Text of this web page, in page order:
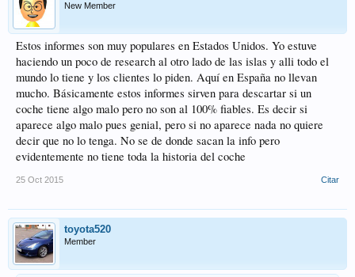
New Member
Estos informes son muy populares en Estados Unidos. Yo estuve
haciendo un poco de research al otro lado de las islas y alli todo el
mundo lo tiene y los clientes lo piden. Aquí en España no llevan
mucho. Básicamente estos informes sirven para descartar si un
coche tiene algo malo pero no son al 100% fiables. Es decir si
aparece algo malo pues genial, pero si no aparece nada no quiere
decir que no lo tenga. No se de donde sacan la info pero
evidentemente no tiene toda la historia del coche
25 Oct 2015 Citar
toyota520
Member